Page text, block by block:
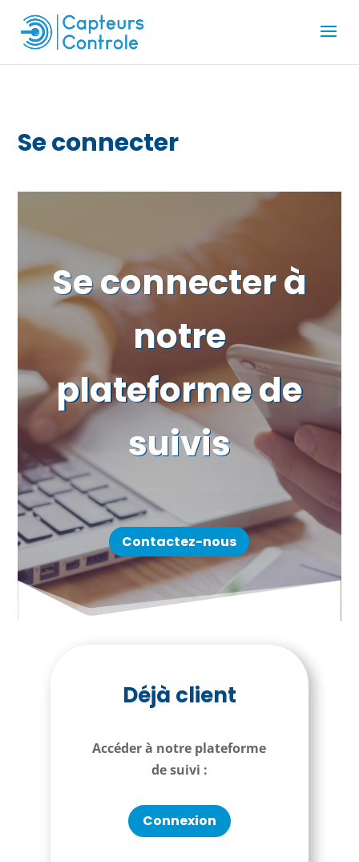
Se connecter
Se connecter à
notre
plateforme de
suivis
Contactez-nous
Déjà client
Accéder à notre plateforme
de suivi :
Connexion